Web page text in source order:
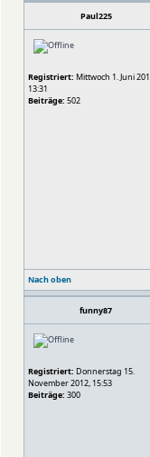
Paul225
Registriert: Mittwoch 1. Juni
13:31
Beiträge: 502
Nach oben
funny87
Registriert: Donnerstag 15.
November 2012, 15:53
Beiträge: 300